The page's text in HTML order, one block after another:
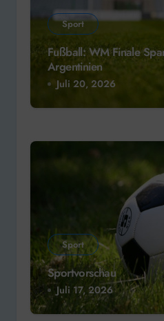
Sport
Fußball: WM Finale
Argentinien
Juli 20, 2026
Sport
Sportvorschau
Juli 17, 2026